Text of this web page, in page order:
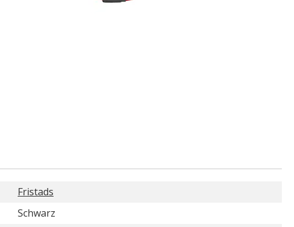
Fristads
Schwarz